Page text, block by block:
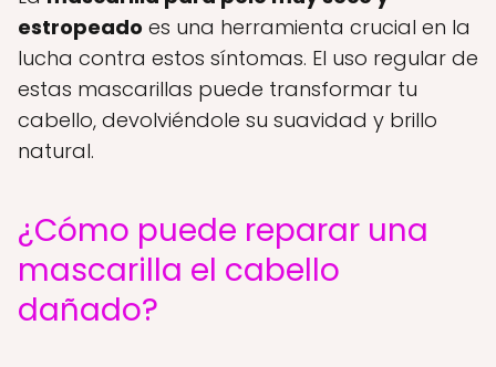
estropeado es una herramienta crucial en la
lucha contra estos síntomas. El uso regular de
estas mascarillas puede transformar tu
cabello, devolviéndole su suavidad y brillo
natural.
¿Cómo puede reparar una
mascarilla el cabello
dañado?